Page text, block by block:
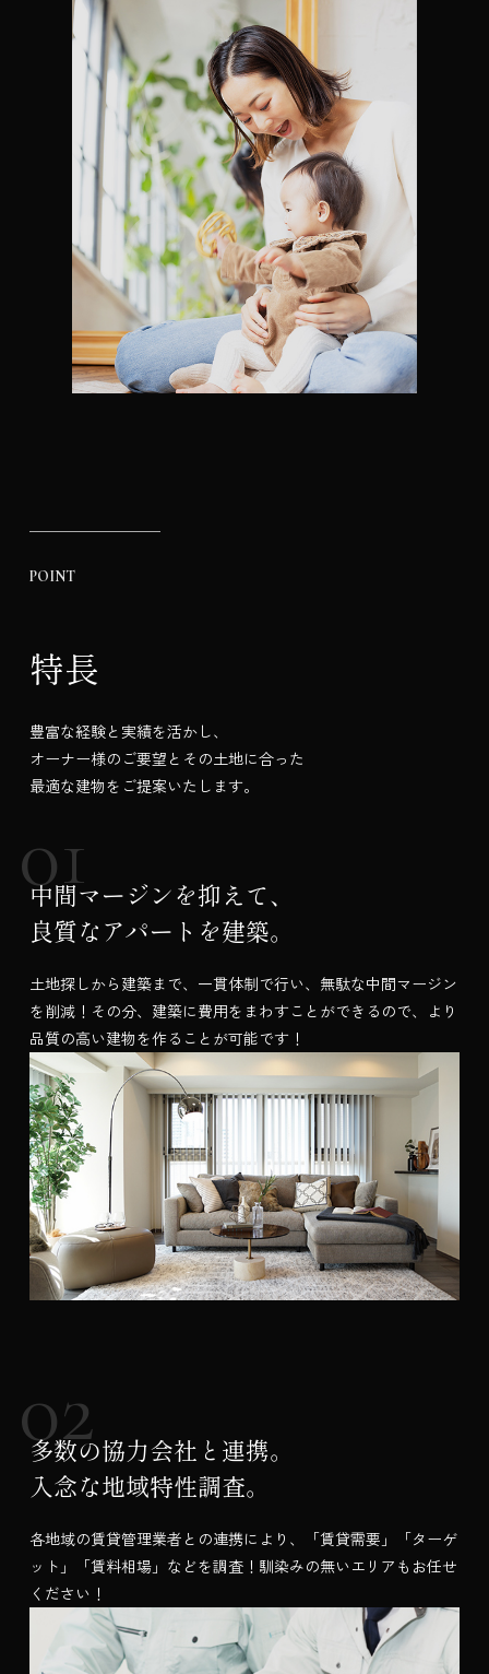
POINT
特長
豊富な経験と実績を活かし、
オーナー様のご要望とその土地に合った
最適な建物をご提案いたします。
中間マージンを抑えて、
良質なアパートを建築。
土地探しから建築まで、一貫体制で行い、無駄な中間マージン
を削減！その分、建築に費用をまわすことができるので、より
品質の高い建物を作ることが可能です！
多数の協力会社と連携。
入念な地域特性調査。
各地域の賃貸管理業者との連携により、「賃貸需要」「ターゲ
ット」「賃料相場」などを調査！馴染みの無いエリアもお任せ
ください！